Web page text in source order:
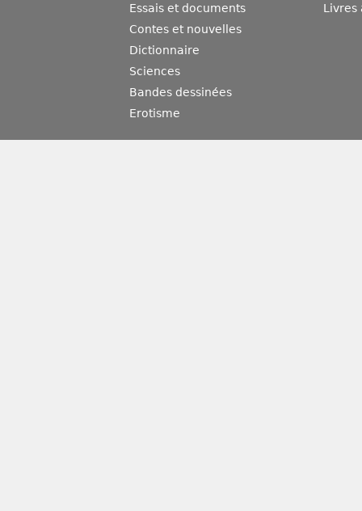
Essais et documents
Contes et nouvelles
Dictionnaire
Sciences
Bandes dessinées
Erotisme
Livres